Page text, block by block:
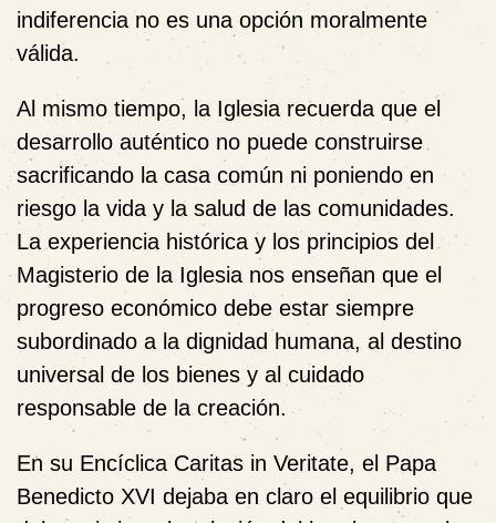
indiferencia no es una opción moralmente
válida.
Al mismo tiempo, la Iglesia recuerda que el
desarrollo auténtico no puede construirse
sacrificando la casa común ni poniendo en
riesgo la vida y la salud de las comunidades.
La experiencia histórica y los principios del
Magisterio de la Iglesia nos enseñan que el
progreso económico debe estar siempre
subordinado a la dignidad humana, al destino
universal de los bienes y al cuidado
responsable de la creación.
En su Encíclica Caritas in Veritate, el Papa
Benedicto XVI dejaba en claro el equilibrio que